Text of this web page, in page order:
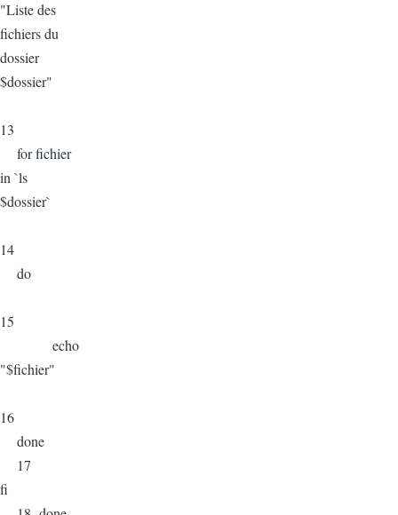
"Liste des
fichiers du
dossier
$dossier"
13
for fichier
in `ls
$dossier`
14
do
15
echo
"$fichier"
16
done
17
fi